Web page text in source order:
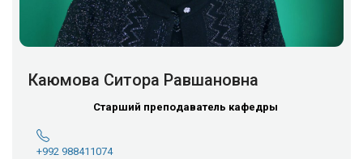
Каюмова Ситора Равшановна
Старший преподаватель кафедры
+992 988411074